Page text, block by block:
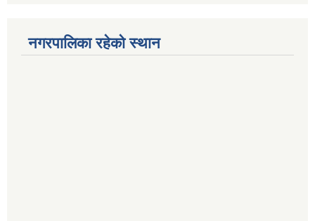
नगरपालिका रहेको स्थान